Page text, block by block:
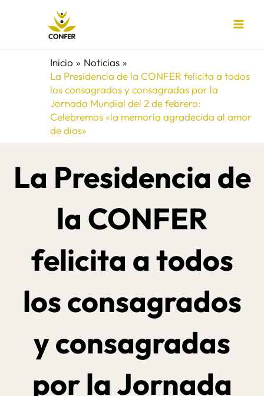
Inicio
Noticias
La Presidencia de la CONFER felicita a todos
los consagrados y consagradas por la
Jornada Mundial del 2 de febrero:
Celebremos «la memoria agradecida al amor
de dios»
La Presidencia de
la CONFER
felicita a todos
los consagrados
y consagradas
por la Jornada